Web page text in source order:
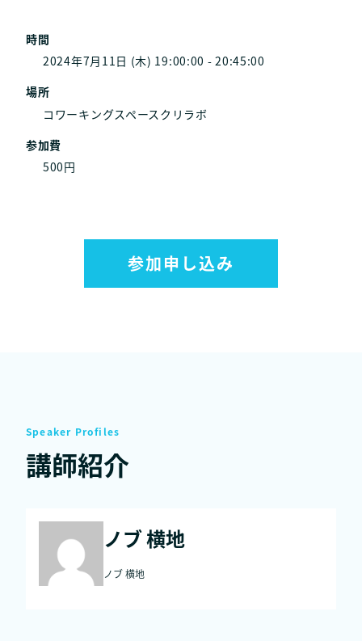
時間
2024年7月11日 (木) 19:00:00 - 20:45:00
場所
コワーキングスペースクリラボ
参加費
500円
参加申し込み
Speaker Profiles
講師紹介
ノブ 横地
ノブ 横地